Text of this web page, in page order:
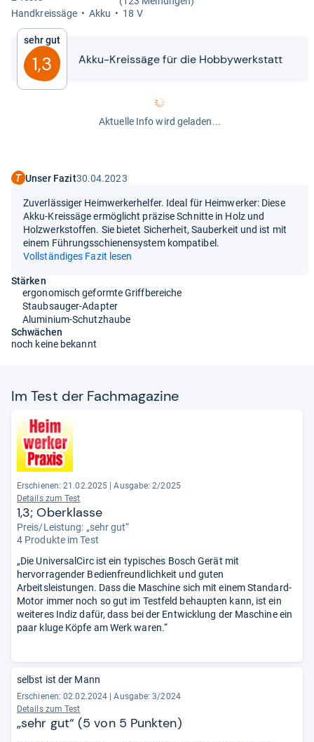
Hand­kreis­säge
Akku 18 V
Sehr gut
1,3 Akku-​​Kreis­säge für die Hob­by­werk­statt
Aktuelle Info wird geladen...
Unser Fazit30.04.2023
Zuverlässiger Heimwerkerhelfer. Ideal für Heimwerker: Diese
Akku-Kreissäge ermöglicht präzise Schnitte in Holz und
Holzwerkstoffen. Sie bietet Sicherheit, Sauberkeit und ist mit
einem Führungsschienensystem kompatibel.
Vollständiges Fazit lesen
Stärken
ergonomisch geformte Griffbereiche
Staubsauger-Adapter
Aluminium-Schutzhaube
Schwächen
noch keine bekannt
Im Test der Fach­ma­ga­zine
Erschienen: 21.02.2025 | Ausgabe: 2/2025
Details zum Test
1,3; Oberklasse
Preis/Leistung: „sehr gut“
4 Produkte im Test
„Die UniversalCirc ist ein typisches Bosch Gerät mit
hervorragender Bedienfreundlichkeit und guten
Arbeitsleistungen. Dass die Maschine sich mit einem Standard-
Motor immer noch so gut im Testfeld behaupten kann, ist ein
weiteres Indiz dafür, dass bei der Entwicklung der Maschine ein
paar kluge Köpfe am Werk waren.“
selbst ist der Mann
Erschienen: 02.02.2024 | Ausgabe: 3/2024
Details zum Test
„sehr gut“ (5 von 5 Punkten)